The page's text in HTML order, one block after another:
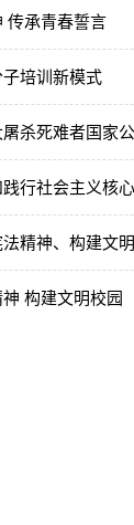
传承青春誓言
子培训新模式
屠杀死难者国家
践行社会主义核
精神、构建文
构建文明校园